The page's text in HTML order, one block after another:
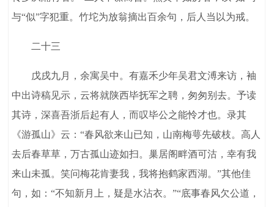
与“似”字犯重。竹坨为放翁摘出百余句，后人当以为戒。
二十三
戊戌九月，余寓吴中。有嘉禾少年吴君文溥来访，袖
中出诗稿见示，云将就陕西毕抚军之聘，匆匆别去。予读
其诗，深喜吾浙后起有人，而叹毕公之能怜才也。录其
《游孤山》云：“春风欲来山已知，山南梅萼先破枝。高人
去后春草草，万古孤山迹如扫。巢居阁畔酒可沽，幸有我
来山未孤。笑问梅花肯妻我，我将抱鹤家西湖。”其他佳
句，如：“不知新月上，疑是水沾衣。”“底事春风欠公道，